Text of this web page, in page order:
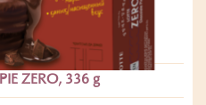
ZERO, 336 g